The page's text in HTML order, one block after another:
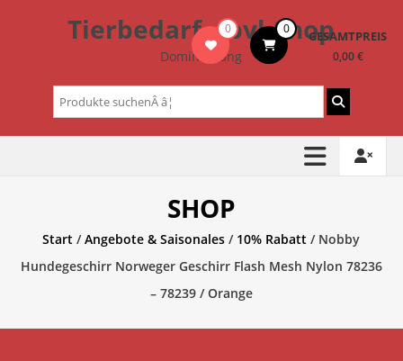
Tierbedarf – bvl-Shop
Dominik Lang
0 0 GESAMTPREIS
0,00 €
Suchen
nach:
SHOP
Start /Angebote & Saisonales / 10% Rabatt / Nobby
Hundegeschirr Norweger Geschirr Flash Mesh Nylon 78236
– 78239 / Orange